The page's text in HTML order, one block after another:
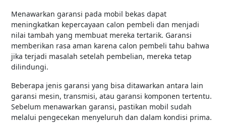
Menawarkan garansi pada mobil bekas dapat
meningkatkan kepercayaan calon pembeli dan menjadi
nilai tambah yang membuat mereka tertarik. Garansi
memberikan rasa aman karena calon pembeli tahu bahwa
jika terjadi masalah setelah pembelian, mereka tetap
dilindungi.
Beberapa jenis garansi yang bisa ditawarkan antara lain
garansi mesin, transmisi, atau garansi komponen tertentu.
Sebelum menawarkan garansi, pastikan mobil sudah
melalui pengecekan menyeluruh dan dalam kondisi prima.